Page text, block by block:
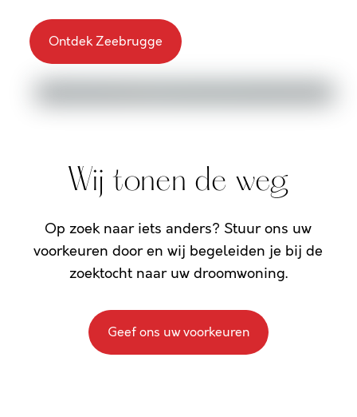
Ontdek Zeebrugge
Wij tonen de weg
Op zoek naar iets anders? Stuur ons uw
voorkeuren door en wij begeleiden je bij de
zoektocht naar uw droomwoning.
Geef ons uw voorkeuren